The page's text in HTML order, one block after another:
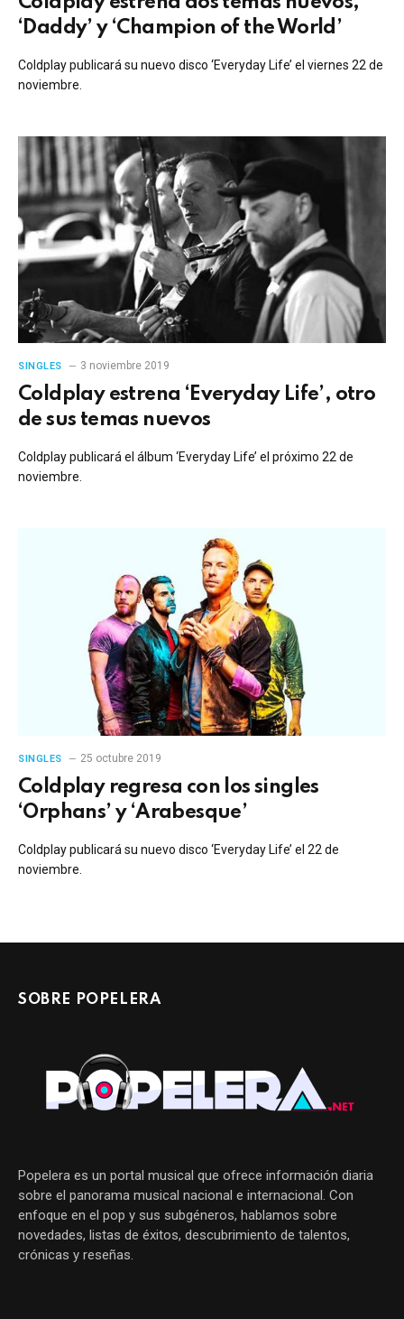
‘Daddy’ y ‘Champion of the World’
Coldplay publicará su nuevo disco ‘Everyday Life’ el viernes 22 de
noviembre.
SINGLES 3 noviembre 2019
Coldplay estrena ‘Everyday Life’, otro
de sus temas nuevos
Coldplay publicará el álbum ‘Everyday Life’ el próximo 22 de
noviembre.
SINGLES 25 octubre 2019
Coldplay regresa con los singles
‘Orphans’ y ‘Arabesque’
Coldplay publicará su nuevo disco ‘Everyday Life’ el 22 de
noviembre.
SOBRE POPELERA
Popelera es un portal musical que ofrece información diaria
sobre el panorama musical nacional e internacional. Con
enfoque en el pop y sus subgéneros, hablamos sobre
novedades, listas de éxitos, descubrimiento de talentos,
crónicas y reseñas.